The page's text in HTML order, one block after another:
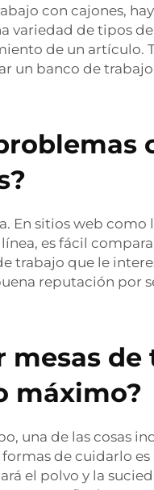
con cajones,
variedad de tipos
de un
un banco de
En sitios web
es fácil
trabajo que le
reputación por
mesas
máximo?
una de las cosas
de cuidarlo
el polvo y la